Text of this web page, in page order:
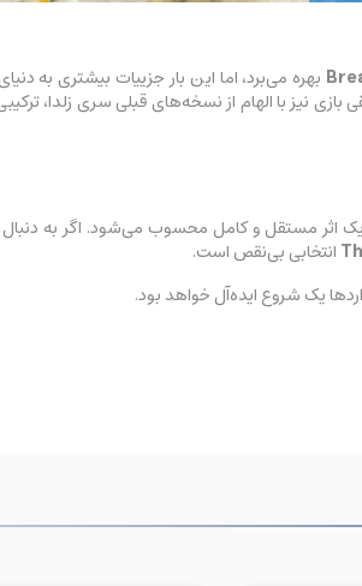
بهره می‌برد، اما این بار جزییات بیشتری به
نیز با الهام از نسخه‌های قبلی سری زلدا،
اثر مستقل و کامل محسوب می‌شود. اگر به دنبال
انتخابی بی‌نقص است.
یک شروع ایده‌آل خواهد بود.